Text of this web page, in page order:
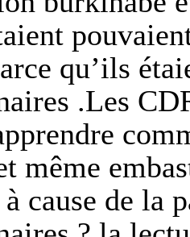
qu’ils
.Les
même
cause de la